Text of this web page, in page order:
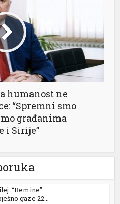
humanost ne
“Spremni smo
građanima
i Sirije”
“Bemine”
gaze 22...